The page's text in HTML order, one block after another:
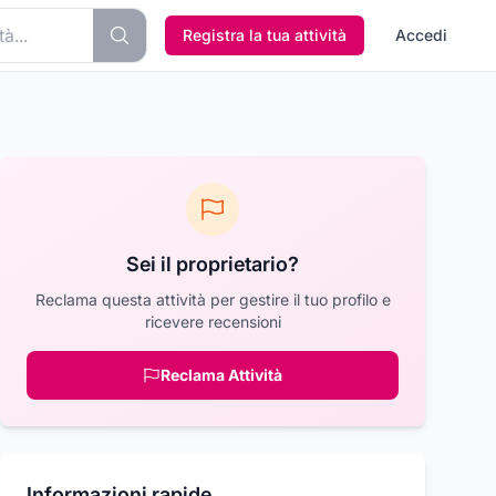
Registra la tua attività Accedi
Sei il proprietario?
Reclama questa attività per gestire il tuo profilo e
ricevere recensioni
Reclama Attività